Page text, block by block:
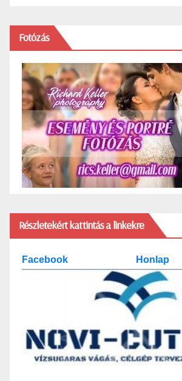
Fotózás
Részletekért kattintás a linkekre
Facebook Honlap